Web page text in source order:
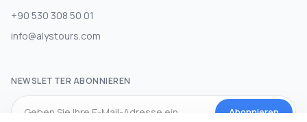
+90 530 308 50 01
info@alystours.com
NEWSLETTER ABONNIEREN
Abonnieren